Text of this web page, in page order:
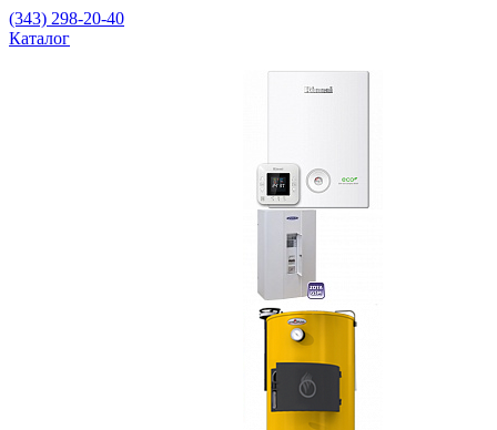
(343) 298-20-40
Каталог